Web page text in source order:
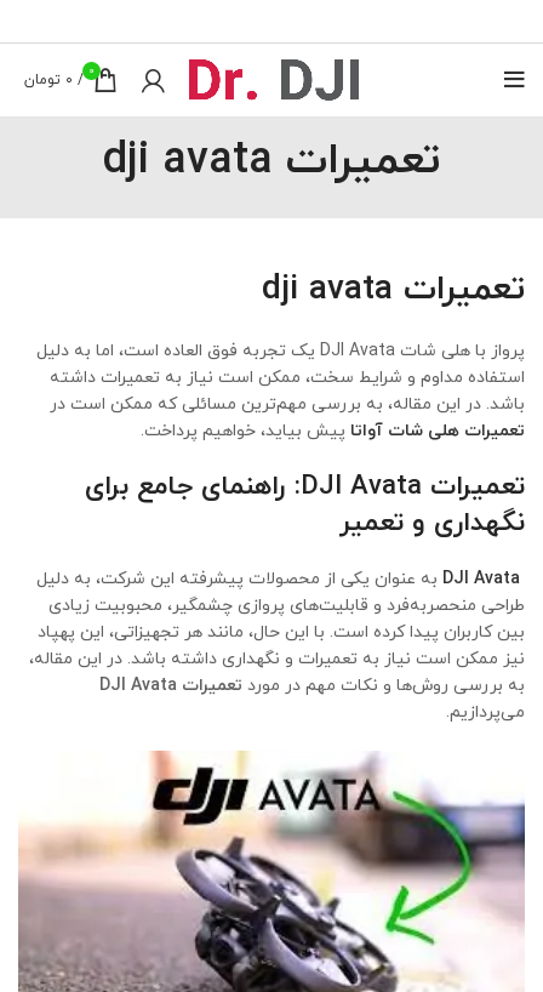
0
/
0 تومان
تعمیرات dji avata
تعمیرات dji avata
پرواز با هلی شات DJI Avata یک تجربه فوق العاده است، اما به دلیل
استفاده مداوم و شرایط سخت، ممکن است نیاز به تعمیرات داشته
باشد. در این مقاله، به بررسی مهم‌ترین مسائلی که ممکن است در
تعمیرات هلی شات آواتا پیش بیاید، خواهیم پرداخت.
تعمیرات DJI Avata: راهنمای جامع برای
نگهداری و تعمیر
DJI Avata به عنوان یکی از محصولات پیشرفته این شرکت، به دلیل
طراحی منحصربه‌فرد و قابلیت‌های پروازی چشمگیر، محبوبیت زیادی
بین کاربران پیدا کرده است. با این حال، مانند هر تجهیزاتی، این پهپاد
نیز ممکن است نیاز به تعمیرات و نگهداری داشته باشد. در این مقاله،
به بررسی روش‌ها و نکات مهم در مورد تعمیرات DJI Avata
می‌پردازیم.